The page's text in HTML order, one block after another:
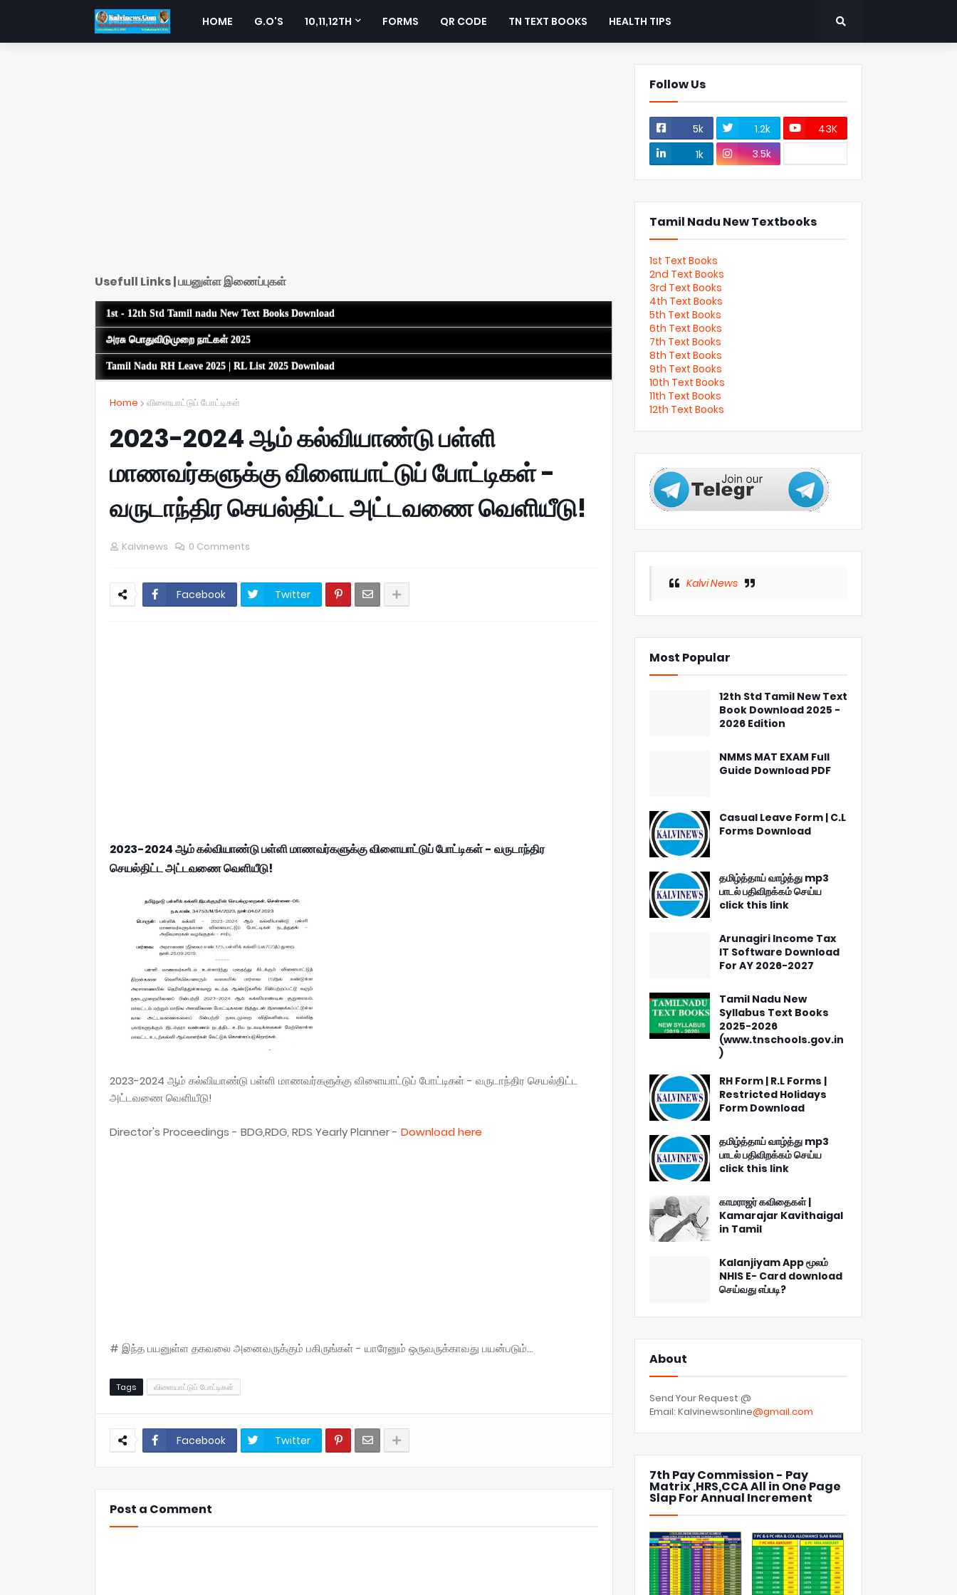
HOME G.O'S 10,11,12TH FORMS QR CODE TN TEXT BOOKS HEALTH TIPS
Usefull Links | பயனுள்ள இணைப்புகள்
1st - 12th Std Tamil nadu New Text Books Download
அரசு பொதுவிடுமுறை நாட்கள் 2025
Tamil Nadu RH Leave 2025 | RL List 2025 Download
Home விளையாட்டுப் போட்டிகள்
2023-2024 ஆம் கல்வியாண்டு பள்ளி
மாணவர்களுக்கு விளையாட்டுப் போட்டிகள் -
வருடாந்திர செயல்திட்ட அட்டவணை வெளியீடு!
Kalvinews 0 Comments
Facebook Twitter
2023-2024 ஆம் கல்வியாண்டு பள்ளி மாணவர்களுக்கு விளையாட்டுப் போட்டிகள் - வருடாந்திர
செயல்திட்ட அட்டவணை வெளியீடு!
2023-2024 ஆம் கல்வியாண்டு பள்ளி மாணவர்களுக்கு விளையாட்டுப் போட்டிகள் - வருடாந்திர செயல்திட்ட
அட்டவணை வெளியீடு!
Director's Proceedings - BDG,RDG, RDS Yearly Planner - Download here
# இந்த பயனுள்ள தகவலை அனைவருக்கும் பகிருங்கள் - யாரேனும் ஒருவருக்காவது பயன்படும்...
Tags விளையாட்டுப் போட்டிகள்
Facebook Twitter
Post a Comment
Follow Us
5k 1.2k
43K
1k
3.5k
Tamil Nadu New Textbooks
1st Text Books
2nd Text Books
3rd Text Books
4th Text Books
5th Text Books
6th Text Books
7th Text Books
8th Text Books
9th Text Books
10th Text Books
11th Text Books
12th Text Books
Kalvi News
Most Popular
12th Std Tamil New Text
Book Download 2025 -
2026 Edition
NMMS MAT EXAM Full
Guide Download PDF
Casual Leave Form | C.L
Forms Download
தமிழ்த்தாய் வாழ்த்து mp3
பாடல் பதிவிறக்கம் செய்ய
click this link
Arunagiri Income Tax
IT Software Download
For AY 2026-2027
Tamil Nadu New
Syllabus Text Books
2025-2026
(www.tnschools.gov.in
)
RH Form | R.L Forms |
Restricted Holidays
Form Download
தமிழ்த்தாய் வாழ்த்து mp3
பாடல் பதிவிறக்கம் செய்ய
click this link
காமராஜர் கவிதைகள் |
Kamarajar Kavithaigal
in Tamil
Kalanjiyam App மூலம்
NHIS E- Card download
செய்வது எப்படி?
About
Send Your Request @
Email: Kalvinewsonline@gmail.com
7th Pay Commission - Pay
Matrix ,HRS,CCA All in One Page
Slap For Annual Increment